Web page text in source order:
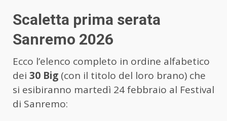
Scaletta prima serata
Sanremo 2026
Ecco l’elenco completo in ordine alfabetico
dei 30 Big (con il titolo del loro brano) che
si esibiranno martedì 24 febbraio al Festival
di Sanremo: